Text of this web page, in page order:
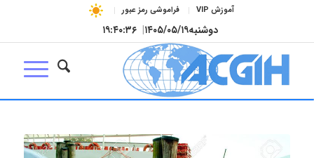
آموزش VIP فراموشی رمز عبور
دوشنبه۱۴۰۵/۰۵/۱۹| ۱۹:۴۰:۳۷